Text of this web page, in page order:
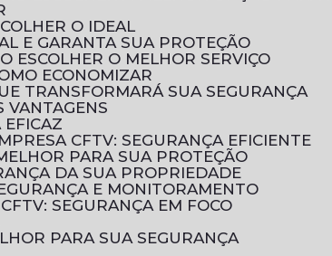
O IDEAL
E GARANTA SUA PROTEÇÃO
ESCOLHER O MELHOR SERVIÇO
ECONOMIZAR
TRANSFORMARÁ SUA SEGURANÇA
VANTAGENS
EFICAZ
EMPRESA CFTV: SEGURANÇA EFICIENTE
PARA SUA PROTEÇÃO
DA SUA PROPRIEDADE
E MONITORAMENTO
CFTV: SEGURANÇA EM FOCO
PARA SUA SEGURANÇA